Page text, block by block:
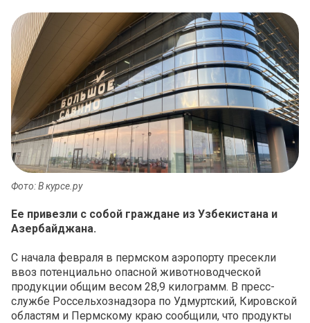
Фото: В курсе.ру
Ее привезли с собой граждане из Узбекистана и
Азербайджана.
С начала февраля в пермском аэропорту пресекли
ввоз потенциально опасной животноводческой
продукции общим весом 28,9 килограмм. В пресс-
службе Россельхознадзора по Удмуртский, Кировской
областям и Пермскому краю сообщили, что продукты